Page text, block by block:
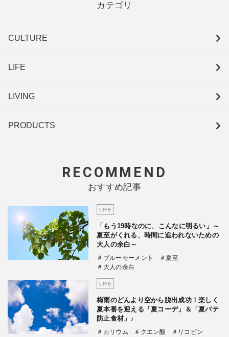
カテゴリ
CULTURE
LIFE
LIVING
PRODUCTS
RECOMMEND
おすすめ記事
LIFE
「もう19時なのに、こんなに明るい」～
夏至がくれる、時間に追われないための
大人の余白～
＃ブルーモーメント
＃夏至
＃大人の余白
LIFE
梅雨のどんより空から脱出成功！楽しく
夏本番を迎える「夏コーデ」＆「夏バテ
防止食材」♪
＃カリウム ＃クエン酸
＃リコピン